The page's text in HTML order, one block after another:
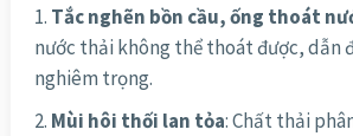
Tắc nghẽn bồn cầu, ống thoát
nước thải không thể thoát được, dẫn
nghiêm trọng.
Mùi hôi thối lan tỏa: Chất thải